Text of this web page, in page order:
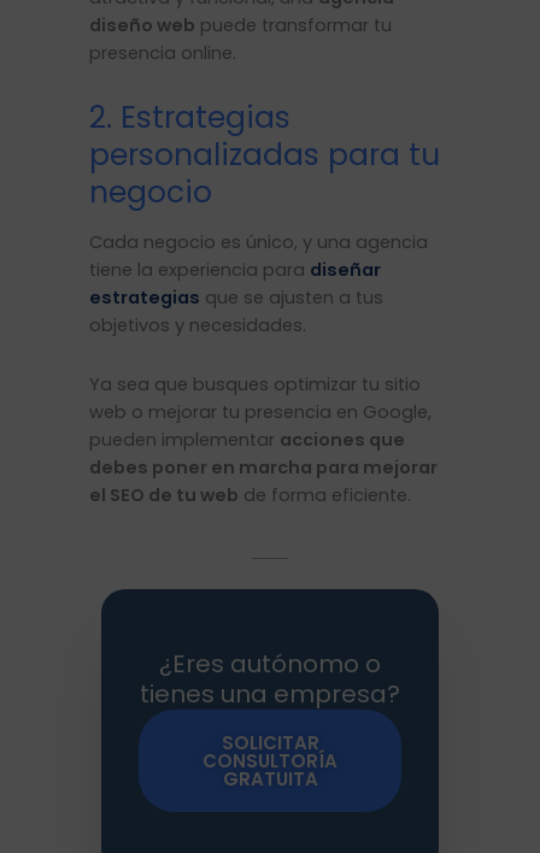
diseño web puede transformar tu
presencia online.
2. Estrategias
personalizadas para tu
negocio
Cada negocio es único, y una agencia
tiene la experiencia para diseñar
estrategias que se ajusten a tus
objetivos y necesidades.
Ya sea que busques optimizar tu sitio
web o mejorar tu presencia en Google,
pueden implementar acciones que
debes poner en marcha para mejorar
el SEO de tu web de forma eficiente.
¿Eres autónomo o
tienes una empresa?
SOLICITAR
CONSULTORÍA
GRATUITA